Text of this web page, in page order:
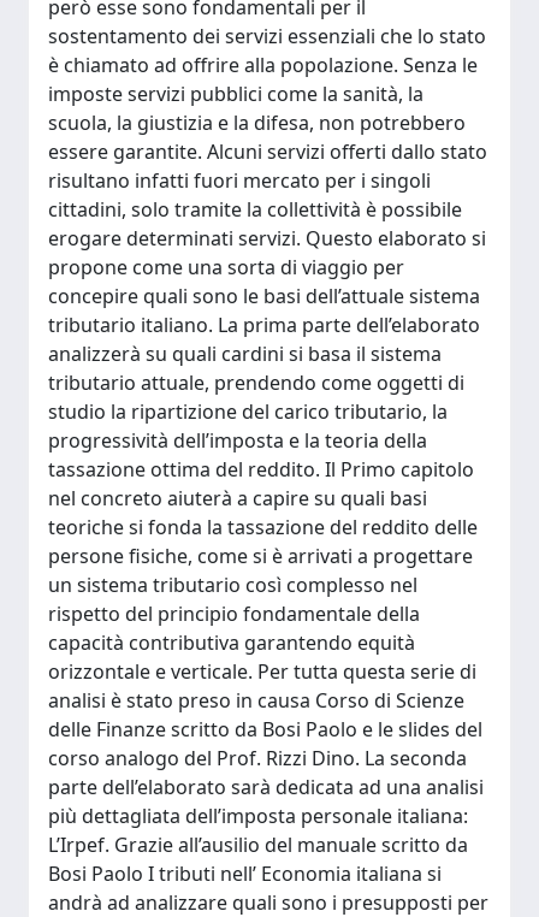
però esse sono fondamentali per il
sostentamento dei servizi essenziali che lo stato
è chiamato ad offrire alla popolazione. Senza le
imposte servizi pubblici come la sanità, la
scuola, la giustizia e la difesa, non potrebbero
essere garantite. Alcuni servizi offerti dallo stato
risultano infatti fuori mercato per i singoli
cittadini, solo tramite la collettività è possibile
erogare determinati servizi. Questo elaborato si
propone come una sorta di viaggio per
concepire quali sono le basi dell’attuale sistema
tributario italiano. La prima parte dell’elaborato
analizzerà su quali cardini si basa il sistema
tributario attuale, prendendo come oggetti di
studio la ripartizione del carico tributario, la
progressività dell’imposta e la teoria della
tassazione ottima del reddito. Il Primo capitolo
nel concreto aiuterà a capire su quali basi
teoriche si fonda la tassazione del reddito delle
persone fisiche, come si è arrivati a progettare
un sistema tributario così complesso nel
rispetto del principio fondamentale della
capacità contributiva garantendo equità
orizzontale e verticale. Per tutta questa serie di
analisi è stato preso in causa Corso di Scienze
delle Finanze scritto da Bosi Paolo e le slides del
corso analogo del Prof. Rizzi Dino. La seconda
parte dell’elaborato sarà dedicata ad una analisi
più dettagliata dell’imposta personale italiana:
L’Irpef. Grazie all’ausilio del manuale scritto da
Bosi Paolo I tributi nell’ Economia italiana si
andrà ad analizzare quali sono i presupposti per